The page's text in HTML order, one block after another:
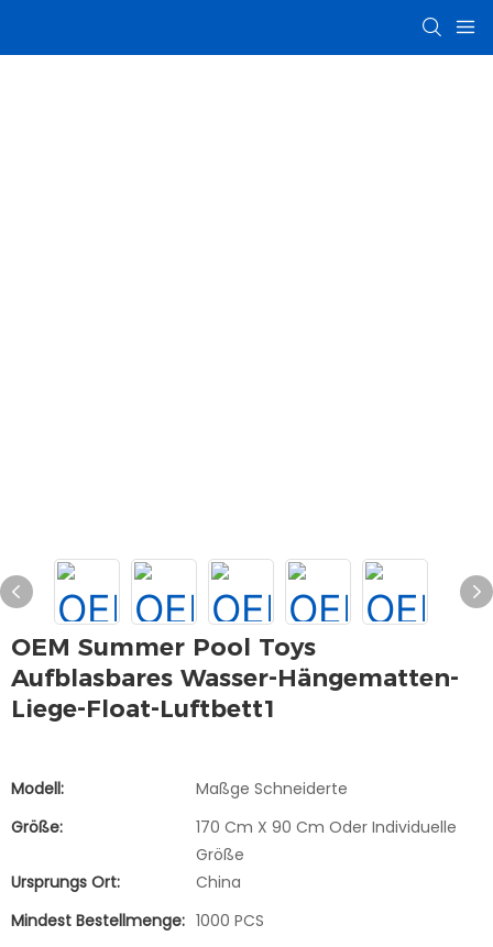
OEM Summer Pool Toys
Aufblasbares Wasser-Hängematten-
Liege-Float-Luftbett1
Modell:
Maßge Schneiderte
Größe:
170 Cm X 90 Cm Oder Individuelle
Größe
Ursprungs Ort:
China
Mindest Bestellmenge: 1000 PCS